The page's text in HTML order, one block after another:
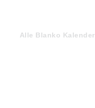
Alle Blanko Kalender